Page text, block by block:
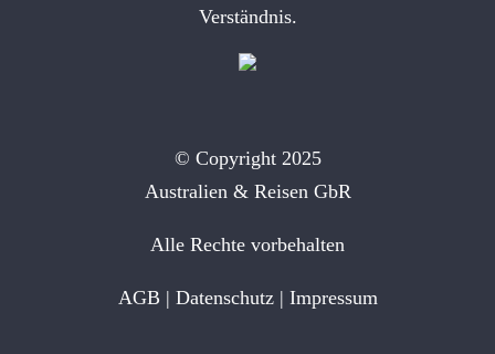
Verständnis.
© Copyright 2025
Australien & Reisen GbR
Alle Rechte vorbehalten
AGB | Datenschutz| Impressum